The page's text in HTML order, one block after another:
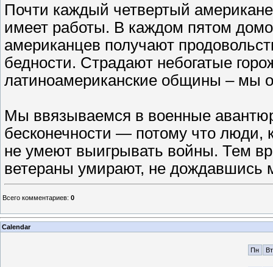
Почти каждый четвертый
имеет работы. В каждом пятом
американцев получают
бедности. Страдают небогатые
латиноамериканские общины – мы
Мы ввязываемся в военные
бесконечности — потому что люди,
не умеют выигрывать войны. Тем
ветераны умирают, не дождавшись
Всего комментариев: 0
Calendar
Пн Вт